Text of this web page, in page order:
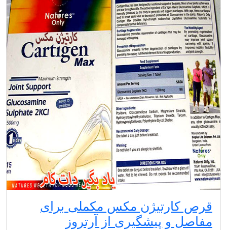
قرص کارتیژن مکس مکملی برای
مفاصل و پیشگیری از آرتروز